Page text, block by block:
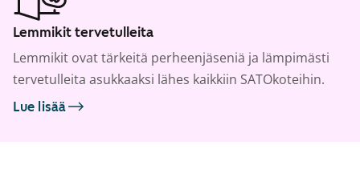
Lemmikit tervetulleita
Lemmikit ovat tärkeitä perheenjäseniä ja lämpimästi
tervetulleita asukkaaksi lähes kaikkiin SATOkoteihin.
Lue lisää